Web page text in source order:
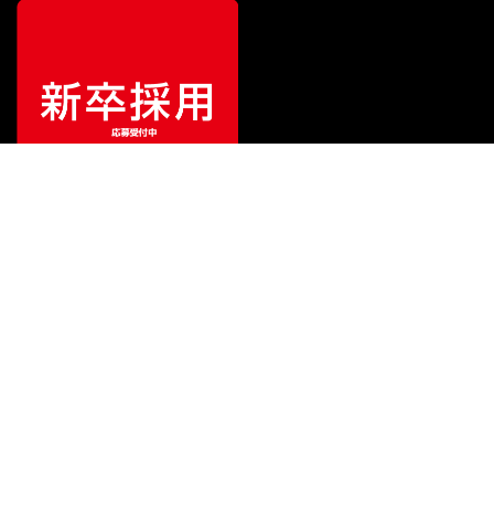
販売価格¥10,780（税込）